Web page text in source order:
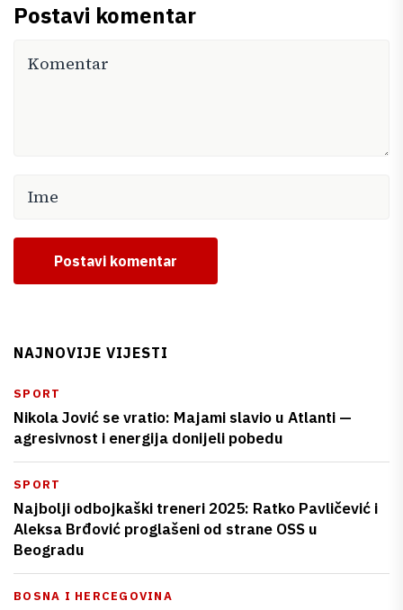
Postavi komentar
Postavi komentar
NAJNOVIJE VIJESTI
SPORT
Nikola Jović se vratio: Majami slavio u Atlanti —
agresivnost i energija donijeli pobedu
SPORT
Najbolji odbojkaški treneri 2025: Ratko Pavličević i
Aleksa Brđović proglašeni od strane OSS u
Beogradu
BOSNA I HERCEGOVINA